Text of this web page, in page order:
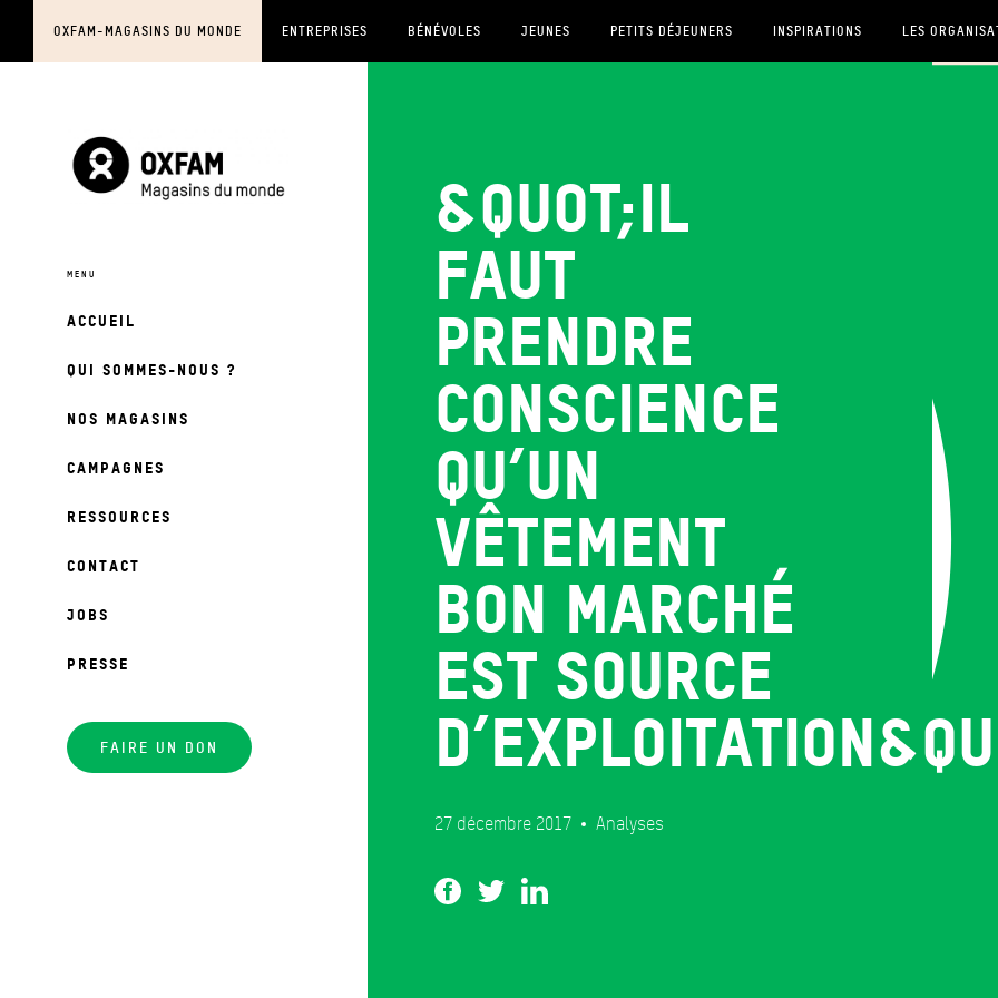
OXFAM-MAGASINS DU MONDE ENTREPRISES BÉNÉVOLES JEUNES PETITS DÉJEUNERS INSPIRATIONS LES
ACCUEIL
QUI SOMMES-NOUS ?
NOS MAGASINS
CAMPAGNES
RESSOURCES
CONTACT
JOBS
PRESSE
FAIRE UN DON
&quot;Il
faut
prendre
conscience
qu’un
vêtement
bon marché
est source
27 décembre 2017 Analyses